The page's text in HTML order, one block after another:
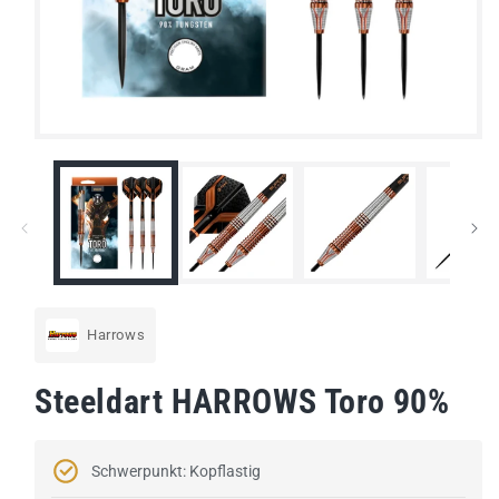
Modal
öffnen
Harrows
Steeldart HARROWS Toro 90%
Schwerpunkt: Kopflastig